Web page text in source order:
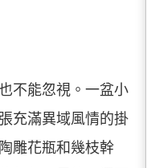
不能忽視。一盆小
充滿異域風情的掛
雕花瓶和幾枝幹